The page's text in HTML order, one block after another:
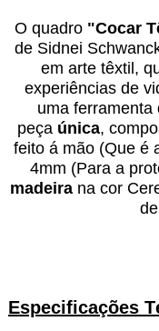
O quadro "Cocar
de Sidnei
em arte têxtil,
experiências de
uma ferramenta
peça única,
feito á mão (Que é
4mm (Para a
madeira na cor
de
Especificações